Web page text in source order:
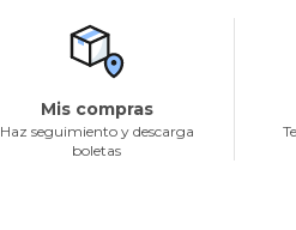
Mis compras
Haz seguimiento y descarga
boletas